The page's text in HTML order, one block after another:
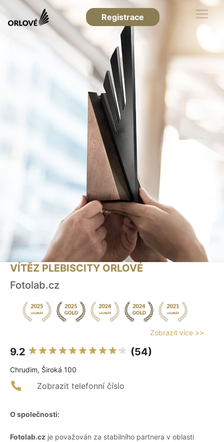
Registrace
VÍTĚZ PLEBISCITY ORLOVÉ
Fotolab.cz
Zobrazit více >>
9.2 (54)
Chrudim, Široká 100
Zobrazit telefonní číslo
O společnosti:
Fotolab.cz je považován za stabilního partnera v oblasti